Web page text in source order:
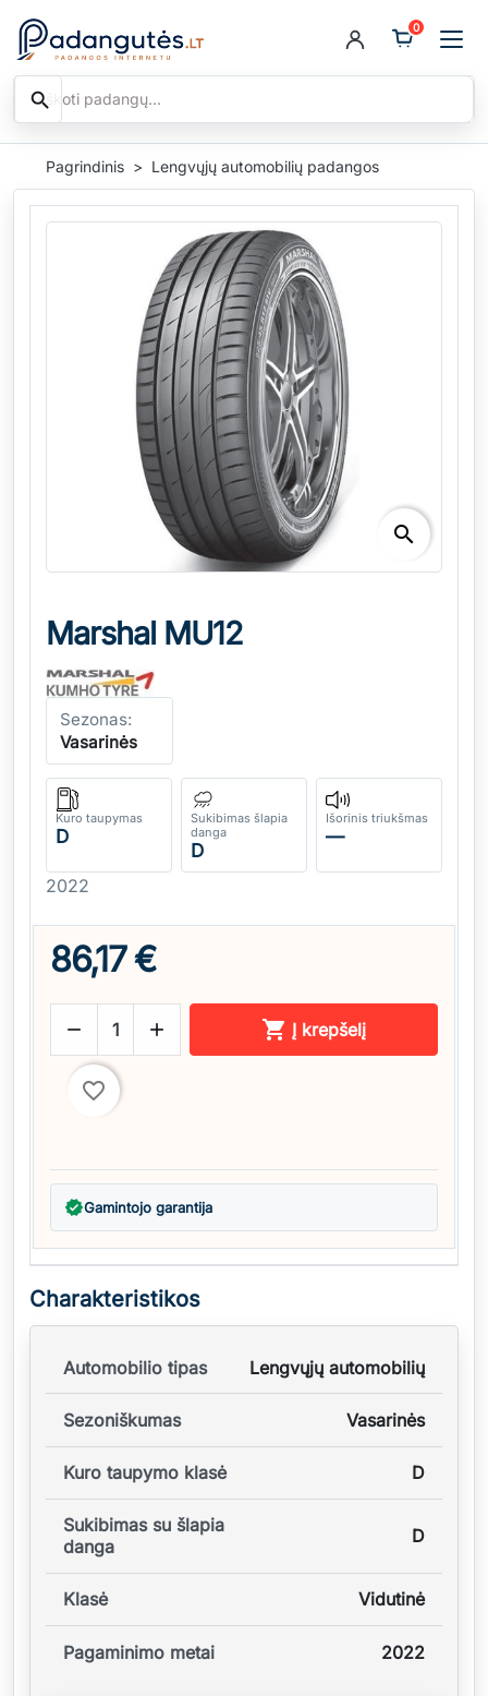
Ieškoti
search
0
Pagrindinis Lengvųjų automobilių padangos
search
Marshal MU12
Sezonas:
Vasarinės
Kuro taupymas
D
Sukibimas šlapia
danga
D
Išorinis triukšmas
—
2022
86,17 €
   Į krepšelį
favorite_border
verifiedGamintojo garantija
Charakteristikos
Automobilio tipas Lengvųjų automobilių
Sezoniškumas Vasarinės
Kuro taupymo klasė D
Sukibimas su šlapia
danga
D
Klasė Vidutinė
Pagaminimo metai 2022